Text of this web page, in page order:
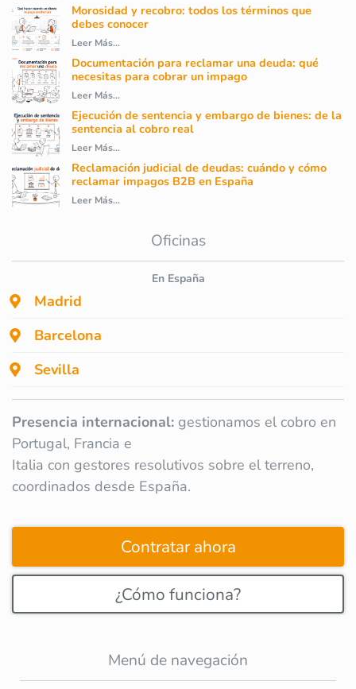
Morosidad y recobro: todos los términos que
debes conocer
Leer Más...
Documentación para reclamar una deuda: qué
necesitas para cobrar un impago
Leer Más...
Ejecución de sentencia y embargo de bienes: de la
sentencia al cobro real
Leer Más...
Reclamación judicial de deudas: cuándo y cómo
reclamar impagos B2B en España
Leer Más...
Oficinas
En España
Madrid
Barcelona
Sevilla
Presencia internacional: gestionamos el cobro en
Portugal, Francia e
Italia con gestores resolutivos sobre el terreno,
coordinados desde España.
Contratar ahora
¿Cómo funciona?
Menú de navegación